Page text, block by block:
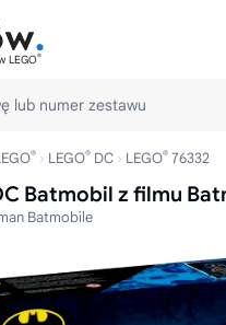
LEGO®
lub numer zestawu
® LEGO® DC LEGO® 76332
Batmobil z filmu
Batmobile